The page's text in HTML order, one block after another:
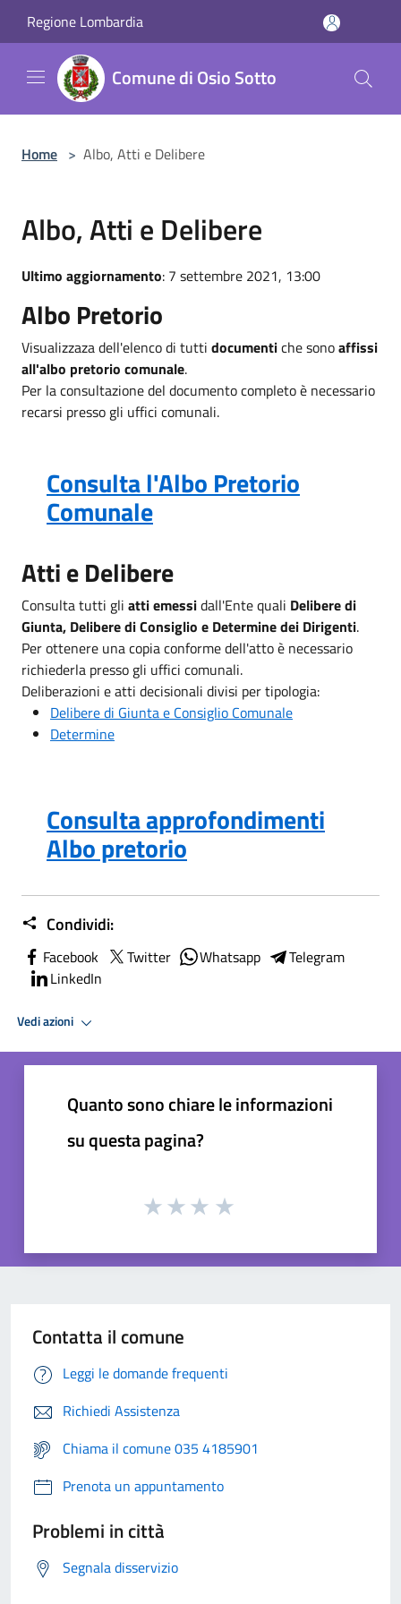
Regione Lombardia
Comune di Osio Sotto
Home > Albo, Atti e Delibere
Albo, Atti e Delibere
Ultimo aggiornamento: 7 settembre 2021, 13:00
Albo Pretorio
Visualizzaza dell'elenco di tutti documentiche sonoaffissi
all'albo pretorio comunale.
Per la consultazione del documento completo è necessario
recarsi presso gli uffici comunali.
Consulta l'Albo Pretorio
Comunale
Atti e Delibere
Consulta tutti gli atti emessidall'Ente quali Delibere di
Giunta, Delibere di Consiglio e Determine dei Dirigenti.
Per ottenere una copia conforme dell'atto è necessario
richiederla presso gli uffici comunali.
Deliberazioni e atti decisionali divisi per tipologia:
Delibere di Giunta e Consiglio Comunale
Determine
Consulta approfondimenti
Albo pretorio
Condividi:
Facebook Twitter Whatsapp
Telegram
LinkedIn
Vedi azioni
Quanto sono chiare le informazioni
su questa pagina?
Contatta il comune
Leggi le domande frequenti
Richiedi Assistenza
Chiama il comune 035 4185901
Prenota un appuntamento
Problemi in città
Segnala disservizio